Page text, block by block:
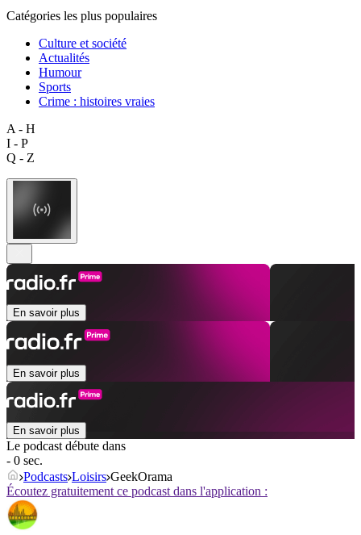
Catégories les plus populaires
Culture et société
Actualités
Humour
Sports
Crime : histoires vraies
A - H
I - P
Q - Z
En savoir plus
En savoir plus
En savoir plus
Le podcast débute dans
- 0 sec.
Podcasts Loisirs GeekOrama
Écoutez gratuitement ce podcast dans l'application :